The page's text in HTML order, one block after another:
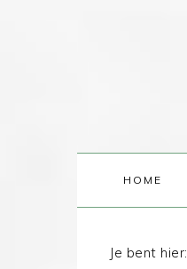
HOME
Je bent hier: